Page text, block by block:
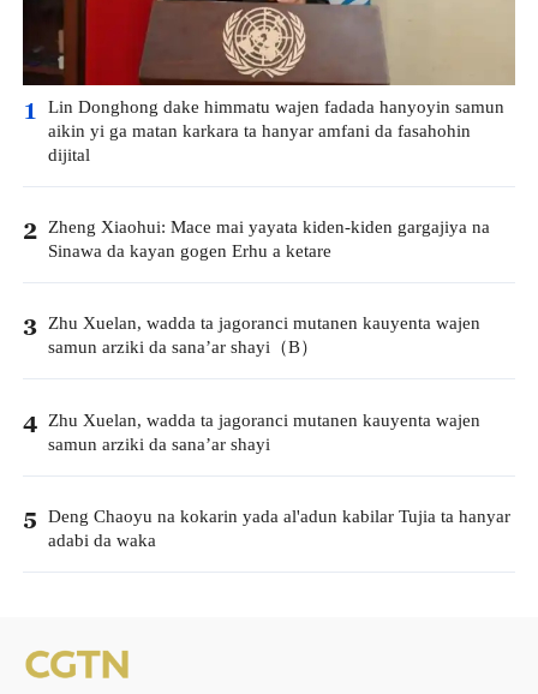
1 Lin Donghong dake himmatu wajen fadada hanyoyin samun
aikin yi ga matan karkara ta hanyar amfani da fasahohin
dijital
2 Zheng Xiaohui: Mace mai yayata kiden-kiden gargajiya na
Sinawa da kayan gogen Erhu a ketare
3 Zhu Xuelan, wadda ta jagoranci mutanen kauyenta wajen
samun arziki da sana’ar shayi（B）
4 Zhu Xuelan, wadda ta jagoranci mutanen kauyenta wajen
samun arziki da sana’ar shayi
5 Deng Chaoyu na kokarin yada al'adun kabilar Tujia ta hanyar
adabi da waka